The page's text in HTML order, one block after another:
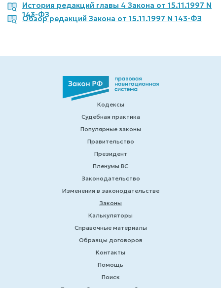
История редакций главы 4 Закона от 15.11.1997 N
143-ФЗ
Обзор редакций Закона от 15.11.1997 N 143-ФЗ
Кодексы
Судебная практика
Популярные законы
Правительство
Президент
Пленумы ВС
Законодательство
Изменения в законодательстве
Законы
Калькуляторы
Справочные материалы
Образцы договоров
Контакты
Помощь
Поиск